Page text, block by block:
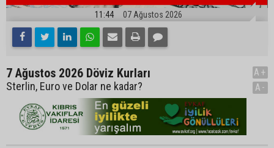
11:44 07 Ağustos 2026
7 Ağustos 2026 Döviz Kurları
Sterlin, Euro ve Dolar ne kadar?
A+
A-